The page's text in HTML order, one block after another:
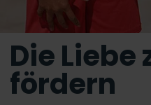
Die Liebe
fördern